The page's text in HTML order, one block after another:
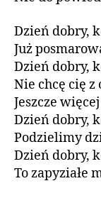
Dzień dobry,
Już
Dzień dobry,
Nie chcę cię z
Jeszcze więcej
Dzień dobry,
Podzielimy
Dzień dobry,
To zapyziałe